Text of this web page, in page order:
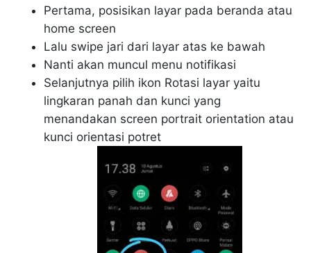
Pertama, posisikan layar pada beranda atau
home screen
Lalu swipe jari dari layar atas ke bawah
Nanti akan muncul menu notifikasi
Selanjutnya pilih ikon Rotasi layar yaitu
lingkaran panah dan kunci yang
menandakan screen portrait orientation atau
kunci orientasi potret